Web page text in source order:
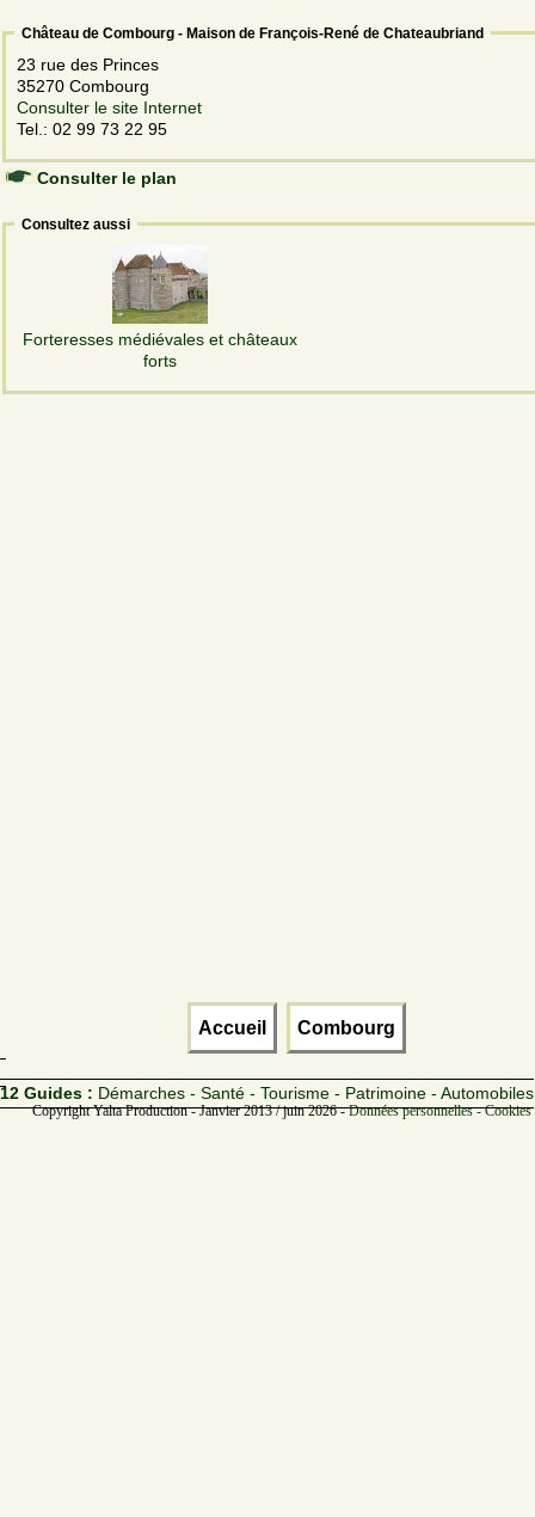
Château de Combourg - Maison de François-René de Chateaubriand
23 rue des Princes
35270 Combourg
Consulter le site Internet
Tel.: 02 99 73 22 95
Consulter le plan
Consultez aussi
Forteresses médiévales et châteaux
forts
Accueil Combourg
12 Guides : Démarches - Santé - Tourisme - Patrimoine - Automobiles
Copyright Yalta Production - Janvier 2013 / juin 2026 -Données personnelles -